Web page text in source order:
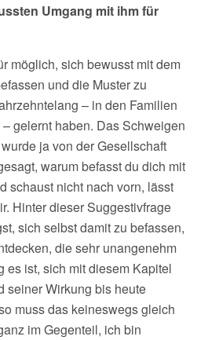
Umgang mit ihm für
möglich, sich bewusst mit dem
und die Muster zu
– in den Familien
gelernt haben. Das Schweigen
ja von der Gesellschaft
warum befasst du dich mit
schaust nicht nach vorn, lässt
Hinter dieser Suggestivfrage
sich selbst damit zu befassen,
die sehr unangenehm
es ist, sich mit diesem Kapitel
seiner Wirkung bis heute
muss das keineswegs gleich
im Gegenteil, ich bin